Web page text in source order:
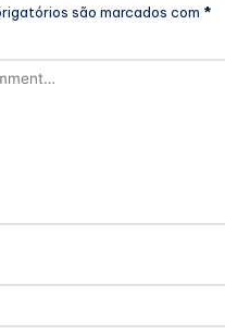
são marcados com *